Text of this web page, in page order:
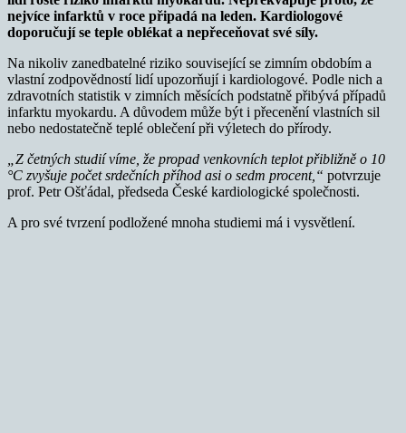
nejvíce infarktů v roce připadá na leden. Kardiologové
doporučují se teple oblékat a nepřeceňovat své síly.
Na nikoliv zanedbatelné riziko související se zimním obdobím a
vlastní zodpovědností lidí upozorňují i kardiologové. Podle nich a
zdravotních statistik v zimních měsících podstatně přibývá případů
infarktu myokardu. A důvodem může být i přecenění vlastních sil
nebo nedostatečně teplé oblečení při výletech do přírody.
„Z četných studií víme, že propad venkovních teplot přibližně o 10
°C zvyšuje počet srdečních příhod asi o sedm procent,“ potvrzuje
prof. Petr Ošťádal, předseda České kardiologické společnosti.
A pro své tvrzení podložené mnoha studiemi má i vysvětlení.